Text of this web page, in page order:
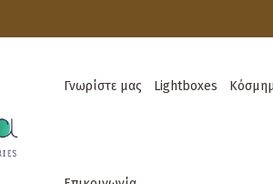
Γνωρίστε μας Lightboxes